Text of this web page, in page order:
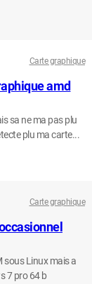
Carte graphique
amd
sa ne ma pas plu
plu ma carte...
Carte graphique
sous Linux mais a
7 pro 64 b